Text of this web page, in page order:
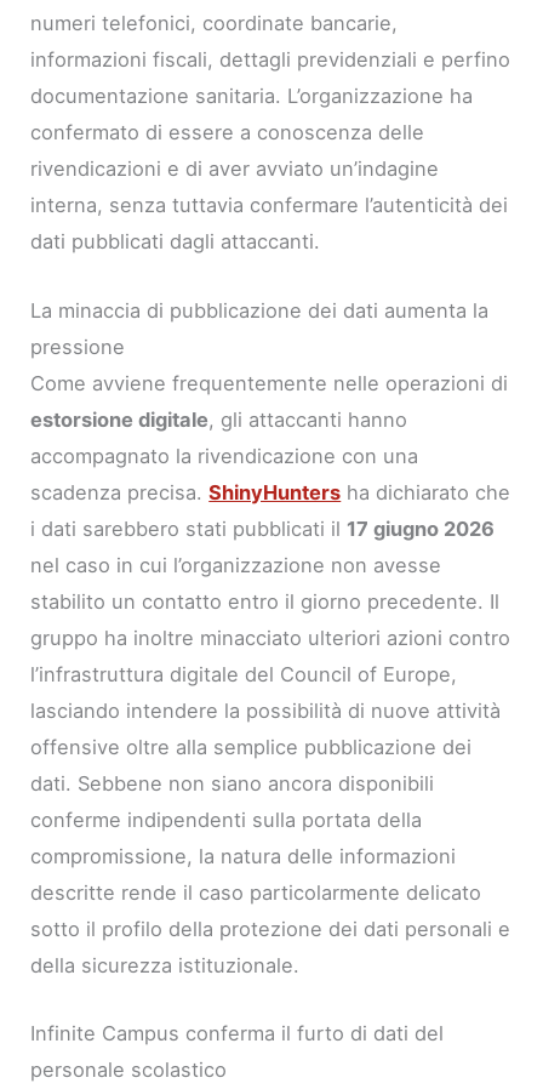
numeri telefonici, coordinate bancarie,
informazioni fiscali, dettagli previdenziali e perfino
documentazione sanitaria. L’organizzazione ha
confermato di essere a conoscenza delle
rivendicazioni e di aver avviato un’indagine
interna, senza tuttavia confermare l’autenticità dei
dati pubblicati dagli attaccanti.
La minaccia di pubblicazione dei dati aumenta la
pressione
Come avviene frequentemente nelle operazioni di
estorsione digitale, gli attaccanti hanno
accompagnato la rivendicazione con una
scadenza precisa.ShinyHunters ha dichiarato che
i dati sarebbero stati pubblicati il 17 giugno 2026
nel caso in cui l’organizzazione non avesse
stabilito un contatto entro il giorno precedente. Il
gruppo ha inoltre minacciato ulteriori azioni contro
l’infrastruttura digitale del Council of Europe,
lasciando intendere la possibilità di nuove attività
offensive oltre alla semplice pubblicazione dei
dati. Sebbene non siano ancora disponibili
conferme indipendenti sulla portata della
compromissione, la natura delle informazioni
descritte rende il caso particolarmente delicato
sotto il profilo della protezione dei dati personali e
della sicurezza istituzionale.
Infinite Campus conferma il furto di dati del
personale scolastico